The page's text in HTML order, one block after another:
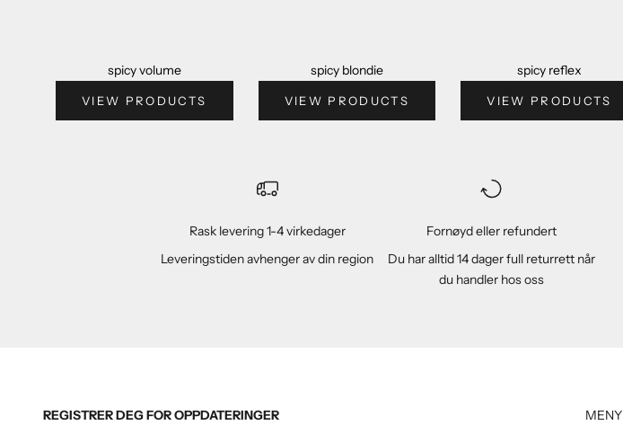
spicy volume
VIEW PRODUCTS
spicy blondie
VIEW PRODUCTS
spicy reflex
VIEW PRODUCTS
Rask levering 1-4 virkedager
Leveringstiden avhenger av din region
Fornøyd eller refundert
Du har alltid 14 dager full returrett når
du handler hos oss
REGISTRER DEG FOR OPPDATERINGER MENY